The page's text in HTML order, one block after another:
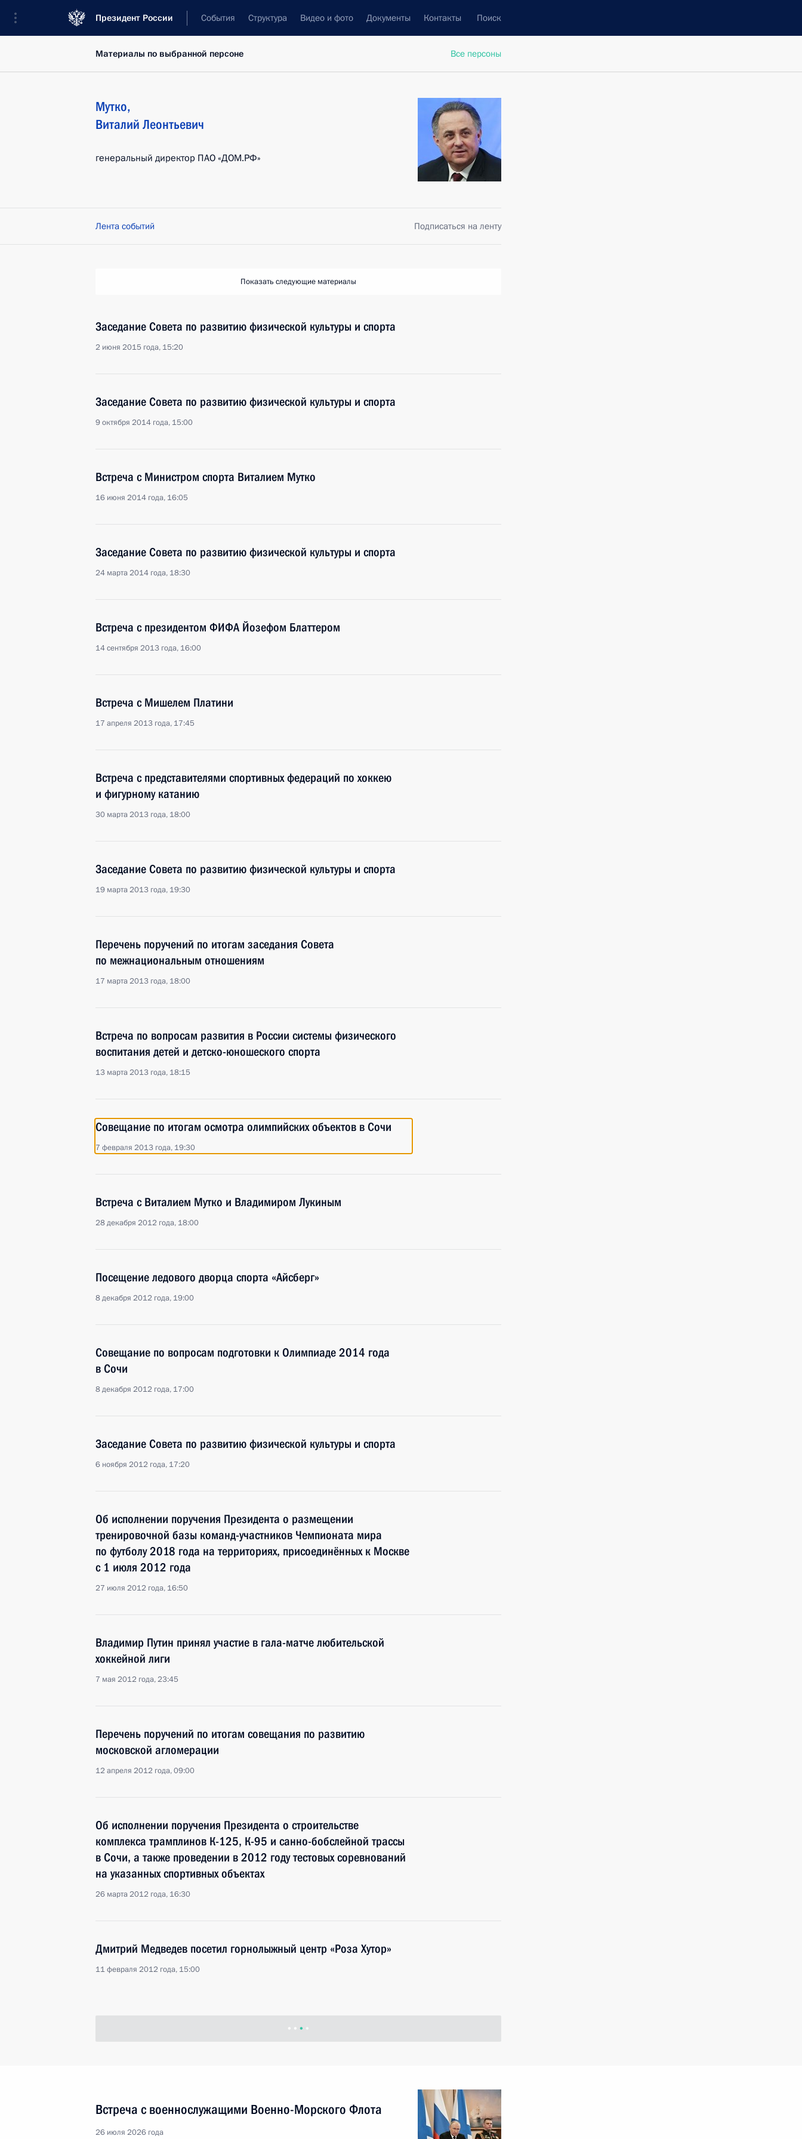
Президент России События Структура Видео и фото Документы Контакты Поиск
Все персоны
Материалы по выбранной персоне
Мутко,
Виталий Леонтьевич
генеральный директор ПАО «ДОМ.РФ»
Лента событий Подписаться на ленту
Показать следующие материалы
Заседание Совета по развитию физической культуры и спорта
2 июня 2015 года, 15:20
Заседание Совета по развитию физической культуры и спорта
9 октября 2014 года, 15:00
Встреча с Министром спорта Виталием Мутко
16 июня 2014 года, 16:05
Заседание Совета по развитию физической культуры и спорта
24 марта 2014 года, 18:30
Встреча с президентом ФИФА Йозефом Блаттером
14 сентября 2013 года, 16:00
Встреча с Мишелем Платини
17 апреля 2013 года, 17:45
Встреча с представителями спортивных федераций по хоккею
и фигурному катанию
30 марта 2013 года, 18:00
Заседание Совета по развитию физической культуры и спорта
19 марта 2013 года, 19:30
Перечень поручений по итогам заседания Совета
по межнациональным отношениям
17 марта 2013 года, 18:00
Встреча по вопросам развития в России системы физического
воспитания детей и детско-юношеского спорта
13 марта 2013 года, 18:15
Совещание по итогам осмотра олимпийских объектов в Сочи
7 февраля 2013 года, 19:30
Встреча с Виталием Мутко и Владимиром Лукиным
28 декабря 2012 года, 18:00
Посещение ледового дворца спорта «Айсберг»
8 декабря 2012 года, 19:00
Совещание по вопросам подготовки к Олимпиаде 2014 года
в Сочи
8 декабря 2012 года, 17:00
Заседание Совета по развитию физической культуры и спорта
6 ноября 2012 года, 17:20
Об исполнении поручения Президента о размещении
тренировочной базы команд-участников Чемпионата мира
по футболу 2018 года на территориях, присоединённых к Москве
с 1 июля 2012 года
27 июля 2012 года, 16:50
Владимир Путин принял участие в гала-матче любительской
хоккейной лиги
7 мая 2012 года, 23:45
Перечень поручений по итогам совещания по развитию
московской агломерации
12 апреля 2012 года, 09:00
Об исполнении поручения Президента о строительстве
комплекса трамплинов К-125, К-95 и санно-бобслейной трассы
в Сочи, а также проведении в 2012 году тестовых соревнований
на указанных спортивных объектах
26 марта 2012 года, 16:30
Дмитрий Медведев посетил горнолыжный центр «Роза Хутор»
11 февраля 2012 года, 15:00
Встреча с военнослужащими Военно-Морского Флота
26 июля 2026 года